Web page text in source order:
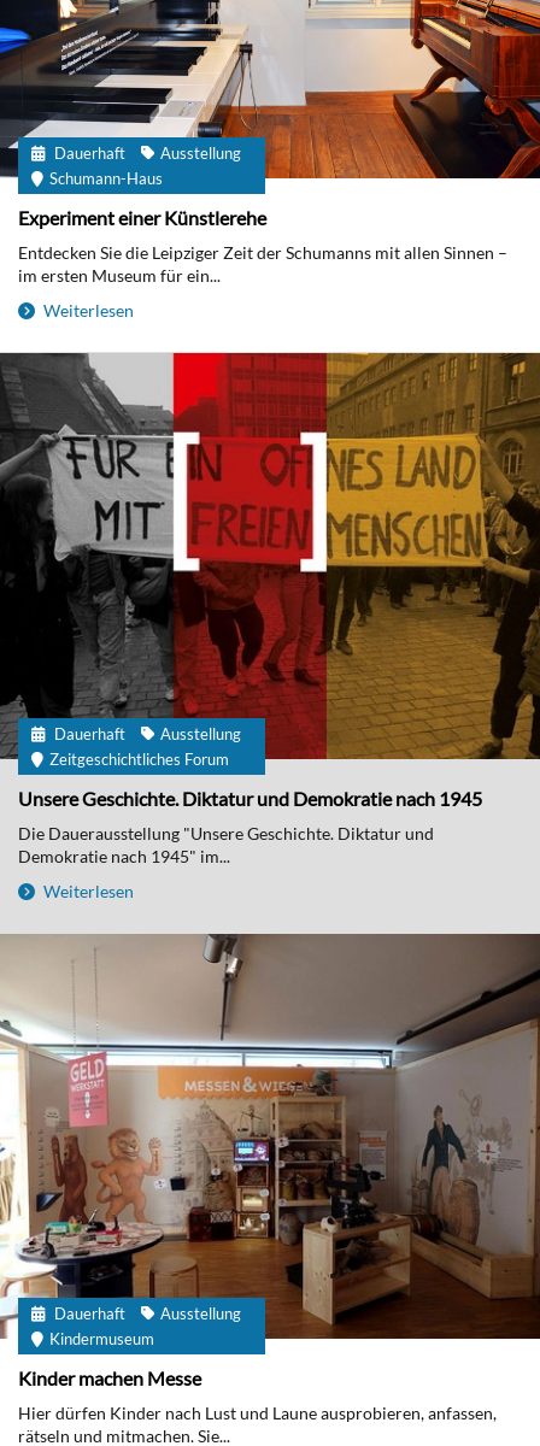
Dauerhaft
Ausstellung
Schumann-Haus
Experiment einer Künstlerehe
Entdecken Sie die Leipziger Zeit der Schumanns mit allen Sinnen –
im ersten Museum für ein...
Weiterlesen
Dauerhaft
Ausstellung
Zeitgeschichtliches Forum
Unsere Geschichte. Diktatur und Demokratie nach 1945
Die Dauerausstellung "Unsere Geschichte. Diktatur und
Demokratie nach 1945" im...
Weiterlesen
Dauerhaft
Ausstellung
Kindermuseum
Kinder machen Messe
Hier dürfen Kinder nach Lust und Laune ausprobieren, anfassen,
rätseln und mitmachen. Sie...